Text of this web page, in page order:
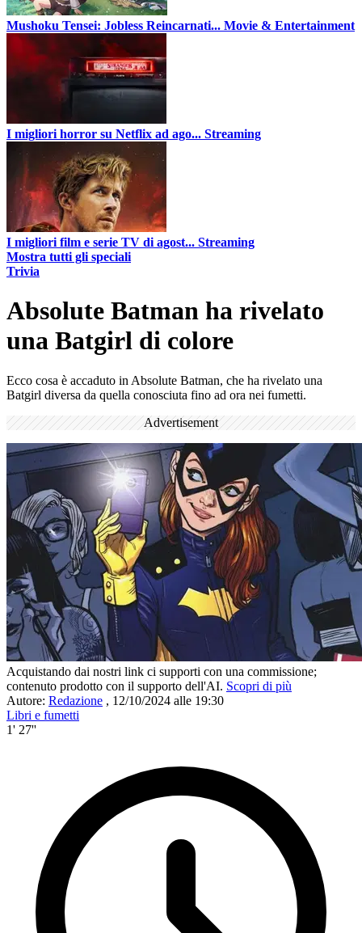
Mushoku Tensei: Jobless Reincarnati... Movie & Entertainment
I migliori horror su Netflix ad ago... Streaming
I migliori film e serie TV di agost... Streaming
Mostra tutti gli speciali
Trivia
Absolute Batman ha rivelato
una Batgirl di colore
Ecco cosa è accaduto in Absolute Batman, che ha rivelato una
Batgirl diversa da quella conosciuta fino ad ora nei fumetti.
Advertisement
Acquistando dai nostri link ci supporti con una commissione;
contenuto prodotto con il supporto dell'AI. Scopri di più
Autore: Redazione , 12/10/2024 alle 19:30
Libri e fumetti
1' 27''